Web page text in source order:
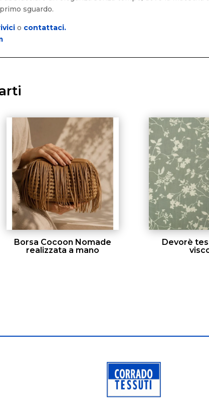
sguardo.
o contattaci.
Borsa Cocoon Nomade
realizzata a mano
Devorè